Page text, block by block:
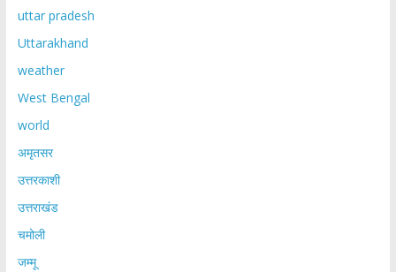
uttar pradesh
Uttarakhand
weather
West Bengal
world
अमृतसर
उत्तरकाशी
उत्तराखंड
चमोली
जम्मू